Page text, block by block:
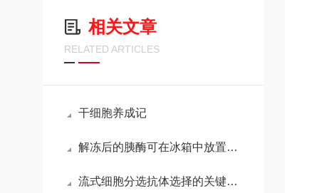
相关文章
RELATED ARTICLES
干细胞养成记
解冻后的胰酶可在冰箱中放置多长时间？
流式细胞分选抗体选择的关键要点